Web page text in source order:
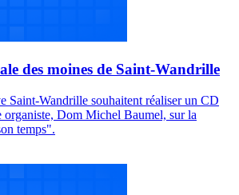
des moines de Saint-Wandrille
Saint-Wandrille souhaitent réaliser un CD
organiste, Dom Michel Baumel, sur la
temps".